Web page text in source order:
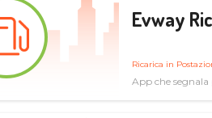
Evway
Ricarica in
App che